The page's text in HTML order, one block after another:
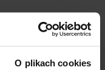
O plikach cookies